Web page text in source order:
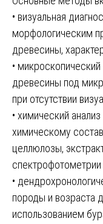
• визуальная
морфологическим
древесины,
•
древесины под
при отсутствии
• химический
химическому
целлюлозы,
•
породы и возраста
использованием